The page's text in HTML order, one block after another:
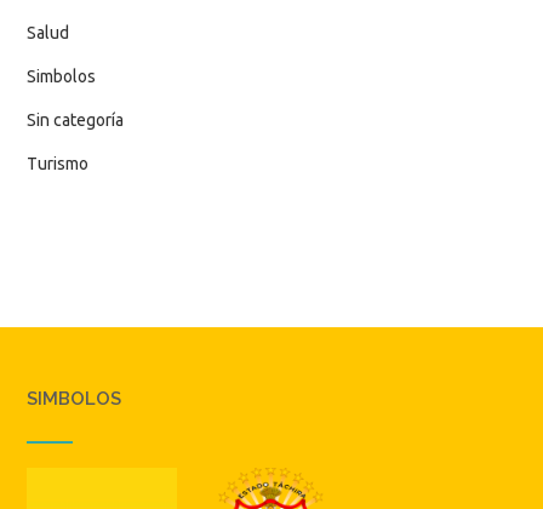
Salud
Simbolos
Sin categoría
Turismo
SIMBOLOS